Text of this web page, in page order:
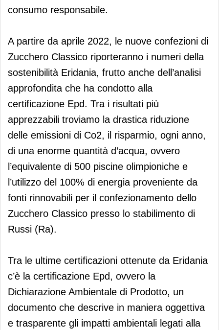
consumo responsabile.
A partire da aprile 2022, le nuove confezioni di
Zucchero Classico riporteranno i numeri della
sostenibilità Eridania, frutto anche dell’analisi
approfondita che ha condotto alla
certificazione Epd. Tra i risultati più
apprezzabili troviamo la drastica riduzione
delle emissioni di Co2, il risparmio, ogni anno,
di una enorme quantità d’acqua, ovvero
l’equivalente di 500 piscine olimpioniche e
l’utilizzo del 100% di energia proveniente da
fonti rinnovabili per il confezionamento dello
Zucchero Classico presso lo stabilimento di
Russi (Ra).
Tra le ultime certificazioni ottenute da Eridania
c’è la certificazione Epd, ovvero la
Dichiarazione Ambientale di Prodotto, un
documento che descrive in maniera oggettiva
e trasparente gli impatti ambientali legati alla